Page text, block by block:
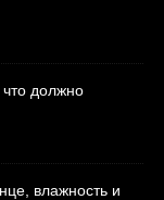
должно
влажность и